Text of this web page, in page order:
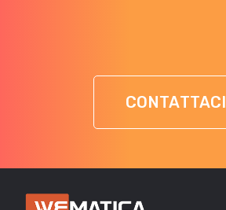
CONTATTACI